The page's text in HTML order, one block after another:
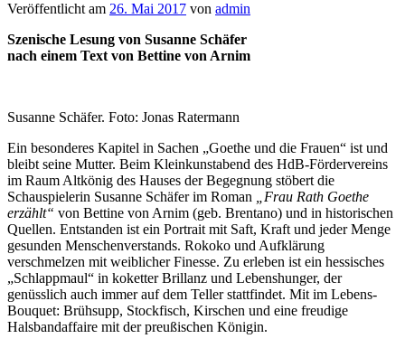
Veröffentlicht am 26. Mai 2017 von admin
Szenische Lesung von Susanne Schäfer
nach einem Text von Bettine von Arnim
Susanne Schäfer. Foto: Jonas Ratermann
Ein besonderes Kapitel in Sachen „Goethe und die Frauen“ ist und
bleibt seine Mutter. Beim Kleinkunstabend des HdB-Fördervereins
im Raum Altkönig des Hauses der Begegnung stöbert die
Schauspielerin Susanne Schäfer im Roman
„Frau Rath Goethe
erzählt“ von Bettine von Arnim (geb. Brentano) und in historischen
Quellen. Entstanden ist ein Portrait mit Saft, Kraft und jeder Menge
gesunden Menschenverstands. Rokoko und Aufklärung
verschmelzen mit weiblicher Finesse. Zu erleben ist ein hessisches
„Schlappmaul“ in koketter Brillanz und Lebenshunger, der
genüsslich auch immer auf dem Teller stattfindet. Mit im Lebens-
Bouquet: Brühsupp, Stockfisch, Kirschen und eine freudige
Halsbandaffaire mit der preußischen Königin.